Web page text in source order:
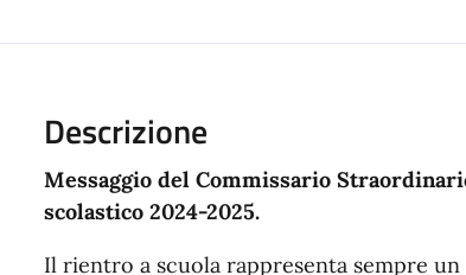
Descrizione
Messaggio del Commissario
scolastico 2024-2025.
Il rientro a scuola rappresenta sempre